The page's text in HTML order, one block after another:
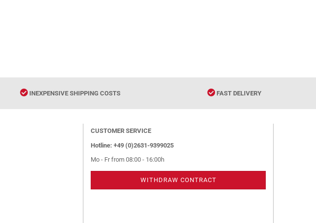
INEXPENSIVE SHIPPING COSTS FAST DELIVERY
CUSTOMER SERVICE
Hotline: +49 (0)2631-9399025
Mo - Fr from 08:00 - 16:00h
WITHDRAW CONTRACT